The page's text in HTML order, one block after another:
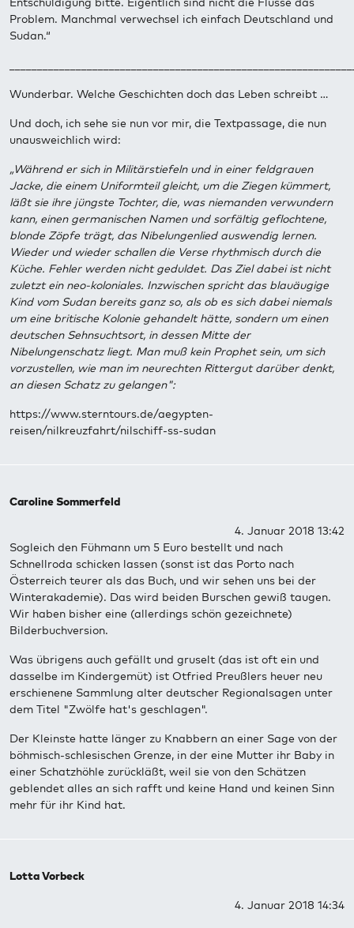
Problem. Manchmal verwechsel ich einfach Deutschland und
Sudan.“
Wunderbar. Welche Geschichten doch das Leben schreibt …
Und doch, ich sehe sie nun vor mir, die Textpassage, die nun
unausweichlich wird:
„Während er sich in Militärstiefeln und in einer feldgrauen
Jacke, die einem Uniformteil gleicht, um die Ziegen kümmert,
läßt sie ihre jüngste Tochter, die, was niemanden verwundern
kann, einen germanischen Namen und sorfältig geflochtene,
blonde Zöpfe trägt, das Nibelungenlied auswendig lernen.
Wieder und wieder schallen die Verse rhythmisch durch die
Küche. Fehler werden nicht geduldet. Das Ziel dabei ist nicht
zuletzt ein neo-koloniales. Inzwischen spricht das blauäugige
Kind vom Sudan bereits ganz so, als ob es sich dabei niemals
um eine britische Kolonie gehandelt hätte, sondern um einen
deutschen Sehnsuchtsort, in dessen Mitte der
Nibelungenschatz liegt. Man muß kein Prophet sein, um sich
vorzustellen, wie man im neurechten Rittergut darüber denkt,
an diesen Schatz zu gelangen":
https://www.sterntours.de/aegypten-
reisen/nilkreuzfahrt/nilschiff-ss-sudan
Caroline Sommerfeld
4. Januar 2018 13:42
Sogleich den Fühmann um 5 Euro bestellt und nach
Schnellroda schicken lassen (sonst ist das Porto nach
Österreich teurer als das Buch, und wir sehen uns bei der
Winterakademie). Das wird beiden Burschen gewiß taugen.
Wir haben bisher eine (allerdings schön gezeichnete)
Bilderbuchversion.
Was übrigens auch gefällt und gruselt (das ist oft ein und
dasselbe im Kindergemüt) ist Otfried Preußlers heuer neu
erschienene Sammlung alter deutscher Regionalsagen unter
dem Titel "Zwölfe hat's geschlagen".
Der Kleinste hatte länger zu Knabbern an einer Sage von der
böhmisch-schlesischen Grenze, in der eine Mutter ihr Baby in
einer Schatzhöhle zurückläßt, weil sie von den Schätzen
geblendet alles an sich rafft und keine Hand und keinen Sinn
mehr für ihr Kind hat.
Lotta Vorbeck
4. Januar 2018 14:34